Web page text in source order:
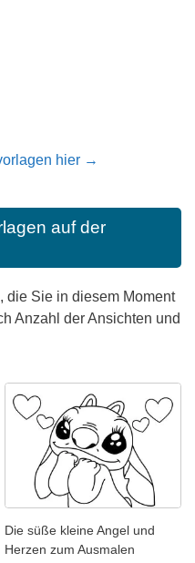
hier →
auf der
die Sie in diesem Moment
Anzahl der Ansichten und
Die süße kleine Angel und
Herzen zum Ausmalen